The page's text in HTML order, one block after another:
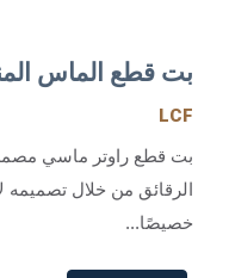
بت قطع الماس
LCF
بت قطع راوتر ماسي
الرقائق من خلال تصميمه
خصيصًا...